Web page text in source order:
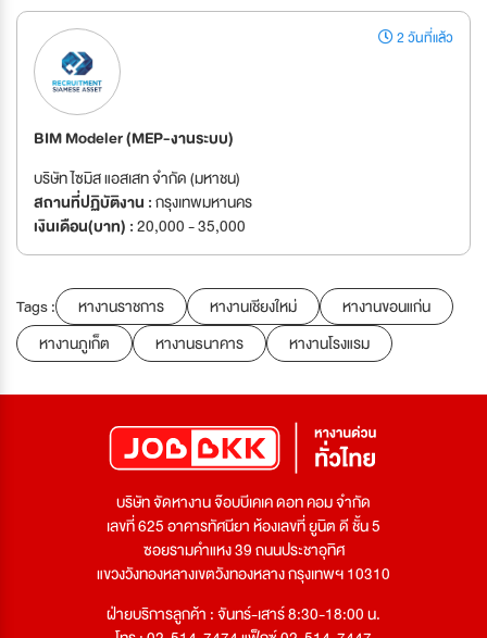
2 วันที่แล้ว
BIM Modeler (MEP-งานระบบ)
บริษัท ไซมิส แอสเสท จำกัด (มหาชน)
สถานที่ปฏิบัติงาน :กรุงเทพมหานคร
เงินเดือน(บาท) :20,000 - 35,000
Tags : หางานราชการ หางานเชียงใหม่
หางานขอนแก่น
หางานภูเก็ต
หางานธนาคาร หางานโรงแรม
บริษัท จัดหางาน จ๊อบบีเคเค ดอท คอม จำกัด
เลขที่ 625 อาคารทัศนียา ห้องเลขที่ ยูนิต ดี ชั้น 5
ซอยรามคำแหง 39 ถนนประชาอุทิศ
แขวงวังทองหลางเขตวังทองหลาง กรุงเทพฯ 10310
ฝ่ายบริการลูกค้า : จันทร์-เสาร์ 8:30-18:00 น.